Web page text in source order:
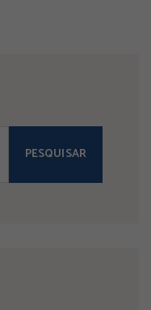
PESQUISAR